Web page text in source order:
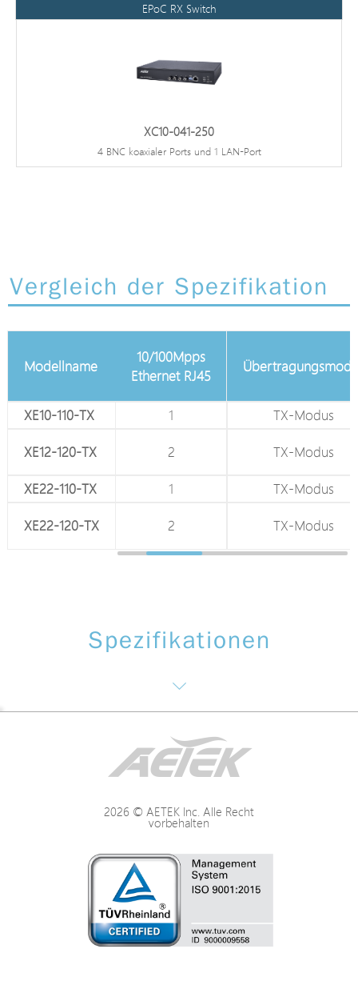
EPoC RX Switch
XC10-041-250
4 BNC koaxialer Ports und 1 LAN-Port
Vergleich der Spezifikation
Modellname
XE10-110-TX
XE12-120-TX
XE22-110-TX
XE22-120-TX
75Ω koaxialer
BNC-Anschluss
1
1
1
1
10/100Mpps
Ethernet RJ45
1
2
1
2
TX-Modus
TX-Modus
TX-Modus
TX-Modus
Spezifikationen
Schnittstelle / Distanz
Umgebung Bedingungen
Zertifizierungen
2026 © AETEK Inc. Alle Recht
vorbehalten